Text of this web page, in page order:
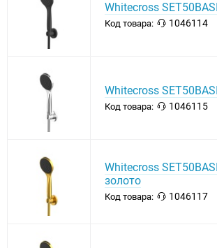
Whitecross
Код товара: 1046114
Whitecross
Код товара: 1046115
Whitecross
золото
Код товара: 1046117